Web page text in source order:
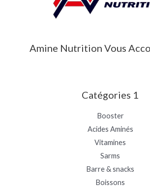
Amine Nutrition Vous
Catégories 1
Booster
Acides Aminés
Vitamines
Sarms
Barre & snacks
Boissons